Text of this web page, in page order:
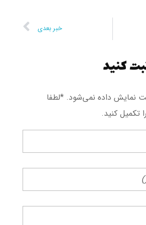
خبر بعدی
کنید
نمایش داده نمی‌شود. *لطفا
تکمیل کنید.